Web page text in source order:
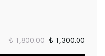
₺ 1,800.00 ₺ 1,300.00